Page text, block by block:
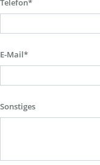
Telefon*
E-Mail*
Sonstiges